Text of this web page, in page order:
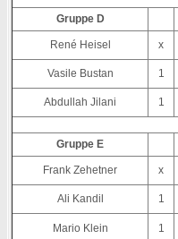
Gruppe D
René Heisel x
Vasile Bustan 1
Abdullah Jilani 1
Gruppe E
Frank Zehetner x
Ali Kandil 1
Mario Klein 1